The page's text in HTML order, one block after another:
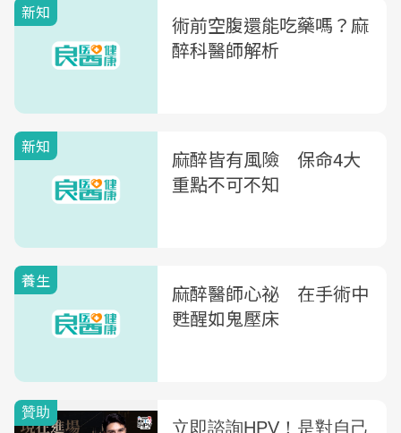
新知
術前空腹還能吃藥嗎？麻
醉科醫師解析
新知
麻醉皆有風險 保命4大
重點不可不知
養生
麻醉醫師心祕 在手術中
甦醒如鬼壓床